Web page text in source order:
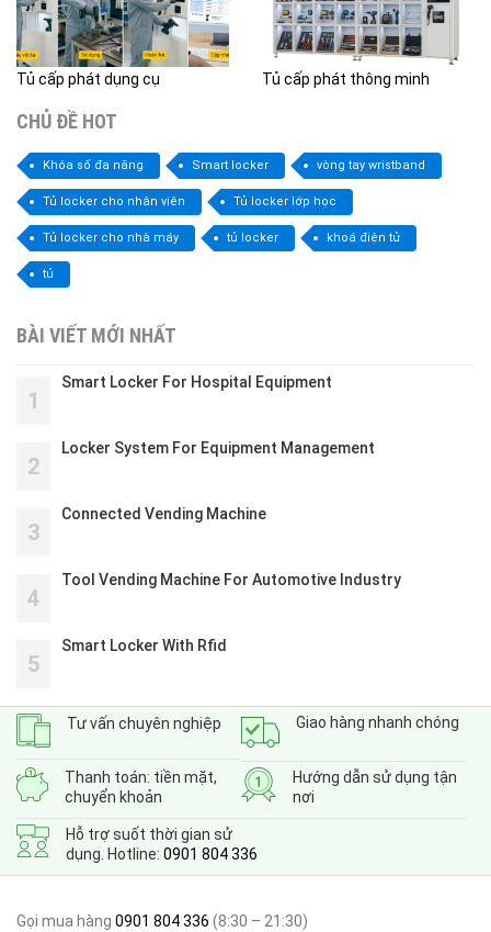
Tủ cấp phát dụng cụ Tủ cấp phát thông minh
CHỦ ĐỀ HOT
Khóa số đa năng Smart locker vòng tay wristband
Tủ locker cho nhân viên Tủ locker lớp học
Tủ locker cho nhà máy tủ locker khoá điện tử
tủ
BÀI VIẾT MỚI NHẤT
1
Smart Locker For Hospital Equipment
2
Locker System For Equipment Management
3
Connected Vending Machine
4
Tool Vending Machine For Automotive Industry
5
Smart Locker With Rfid
Tư vấn chuyên nghiệp Giao hàng nhanh chóng
Thanh toán: tiền mặt,
chuyển khoản
Hướng dẫn sử dụng tận
nơi
Hỗ trợ suốt thời gian sử
dụng. Hotline: 0901 804 336
Gọi mua hàng 0901 804 336 (8:30 – 21:30)